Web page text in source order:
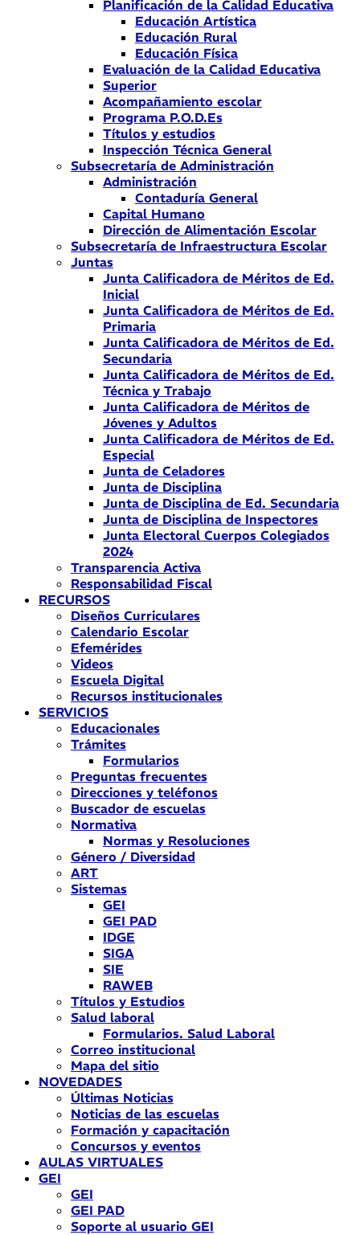
Planificación de la Calidad Educativa
Educación Artística
Educación Rural
Educación Física
Evaluación de la Calidad Educativa
Superior
Acompañamiento escolar
Programa P.O.D.Es
Títulos y estudios
Inspección Técnica General
Subsecretaría de Administración
Administración
Contaduría General
Capital Humano
Dirección de Alimentación Escolar
Subsecretaría de Infraestructura Escolar
Juntas
Junta Calificadora de Méritos de Ed.
Inicial
Junta Calificadora de Méritos de Ed.
Primaria
Junta Calificadora de Méritos de Ed.
Secundaria
Junta Calificadora de Méritos de Ed.
Técnica y Trabajo
Junta Calificadora de Méritos de
Jóvenes y Adultos
Junta Calificadora de Méritos de Ed.
Especial
Junta de Celadores
Junta de Disciplina
Junta de Disciplina de Ed. Secundaria
Junta de Disciplina de Inspectores
Junta Electoral Cuerpos Colegiados
2024
Transparencia Activa
Responsabilidad Fiscal
RECURSOS
Diseños Curriculares
Calendario Escolar
Efemérides
Videos
Escuela Digital
Recursos institucionales
SERVICIOS
Educacionales
Trámites
Formularios
Preguntas frecuentes
Direcciones y teléfonos
Buscador de escuelas
Normativa
Normas y Resoluciones
Género / Diversidad
ART
Sistemas
GEI
GEI PAD
IDGE
SIGA
SIE
RAWEB
Títulos y Estudios
Salud laboral
Formularios. Salud Laboral
Correo institucional
Mapa del sitio
NOVEDADES
Últimas Noticias
Noticias de las escuelas
Formación y capacitación
Concursos y eventos
AULAS VIRTUALES
GEI
GEI
GEI PAD
Soporte al usuario GEI